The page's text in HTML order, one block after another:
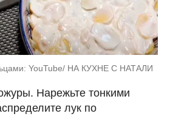
YouTube/ НА КУХНЕ С НАТАЛИ
Нарежьте тонкими
лук по